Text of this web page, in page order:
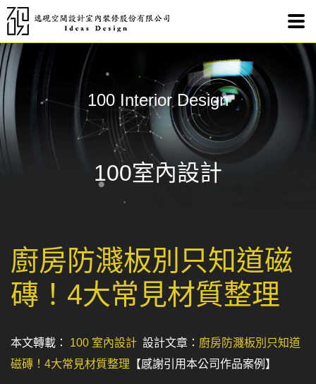
100 Interior Design
100室內設計
廚房防濺板別只知道磁
磚！4大常見材質整理
本文轉載： 100 室內設計 設計文章： 廚房防濺板別只知道
磁磚！4大常見材質整理 【感謝引用本公司作品案例】
廚